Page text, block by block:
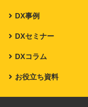
DX事例
DXセミナー
DXコラム
お役立ち資料